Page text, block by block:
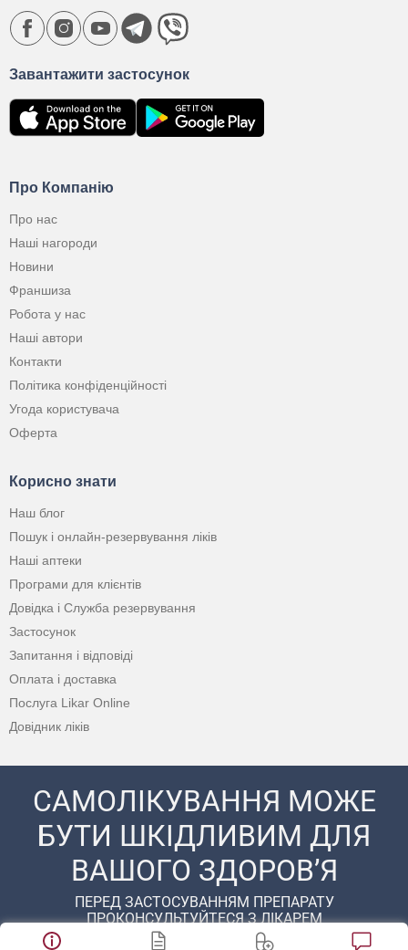
Про Компанію
Про нас
Наші нагороди
Новини
Франшиза
Робота у нас
Наші автори
Контакти
Політика конфіденційності
Угода користувача
Оферта
Корисно знати
Наш блог
Пошук і онлайн-резервування ліків
Наші аптеки
Програми для клієнтів
Довідка і Служба резервування
Застосунок
Запитання і відповіді
Оплата і доставка
Послуга Likar Online
Довідник ліків
Завантажити застосунок
САМОЛІКУВАННЯ МОЖЕ
БУТИ ШКІДЛИВИМ ДЛЯ
ВАШОГО ЗДОРОВ’Я
ПЕРЕД ЗАСТОСУВАННЯМ ПРЕПАРАТУ
ПРОКОНСУЛЬТУЙТЕСЯ З ЛІКАРЕМ
© 2020 - 2026 Аптека D.S. Усі права захищені